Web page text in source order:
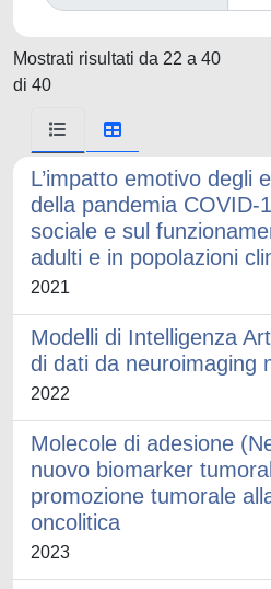
Mostrati risultati da 22 a 40
di 40
L’impatto emotivo degli
della pandemia COVID-
sociale e sul
adulti e in popolazioni
2021
Modelli di Intelligenza
di dati da neuroimaging
2022
Molecole di adesione
nuovo biomarker
promozione tumorale
oncolitica
2023